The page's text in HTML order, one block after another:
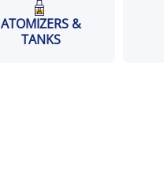
ATOMIZERS &
TANKS